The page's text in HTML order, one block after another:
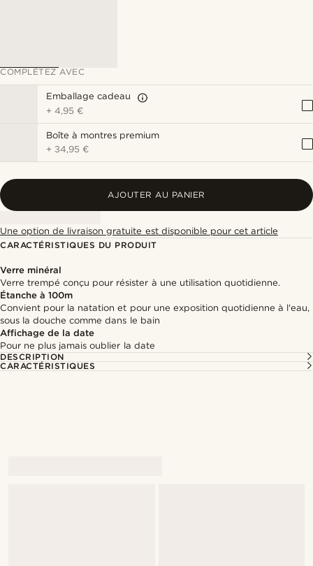
COMPLÉTEZ AVEC
Emballage cadeau
+4,95 €
Boîte à montres premium
+ 34,95 €
AJOUTER AU PANIER
Une option de livraison gratuite est disponible pour cet article
CARACTÉRISTIQUES DU PRODUIT
Verre minéral
Verre trempé conçu pour résister à une utilisation quotidienne.
Étanche à 100m
Convient pour la natation et pour une exposition quotidienne à l'eau,
sous la douche comme dans le bain
Affichage de la date
Pour ne plus jamais oublier la date
DESCRIPTION
CARACTÉRISTIQUES